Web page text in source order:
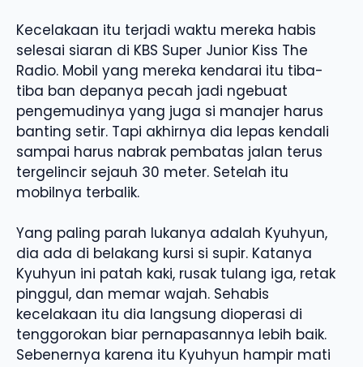
Kecelakaan itu terjadi waktu mereka habis
selesai siaran di KBS Super Junior Kiss The
Radio. Mobil yang mereka kendarai itu tiba-
tiba ban depanya pecah jadi ngebuat
pengemudinya yang juga si manajer harus
banting setir. Tapi akhirnya dia lepas kendali
sampai harus nabrak pembatas jalan terus
tergelincir sejauh 30 meter. Setelah itu
mobilnya terbalik.
Yang paling parah lukanya adalah Kyuhyun,
dia ada di belakang kursi si supir. Katanya
Kyuhyun ini patah kaki, rusak tulang iga, retak
pinggul, dan memar wajah. Sehabis
kecelakaan itu dia langsung dioperasi di
tenggorokan biar pernapasannya lebih baik.
Sebenernya karena itu Kyuhyun hampir mati